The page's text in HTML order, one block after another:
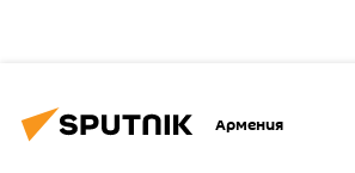
Армения